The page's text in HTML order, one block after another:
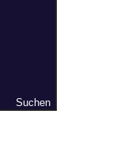
Suchen